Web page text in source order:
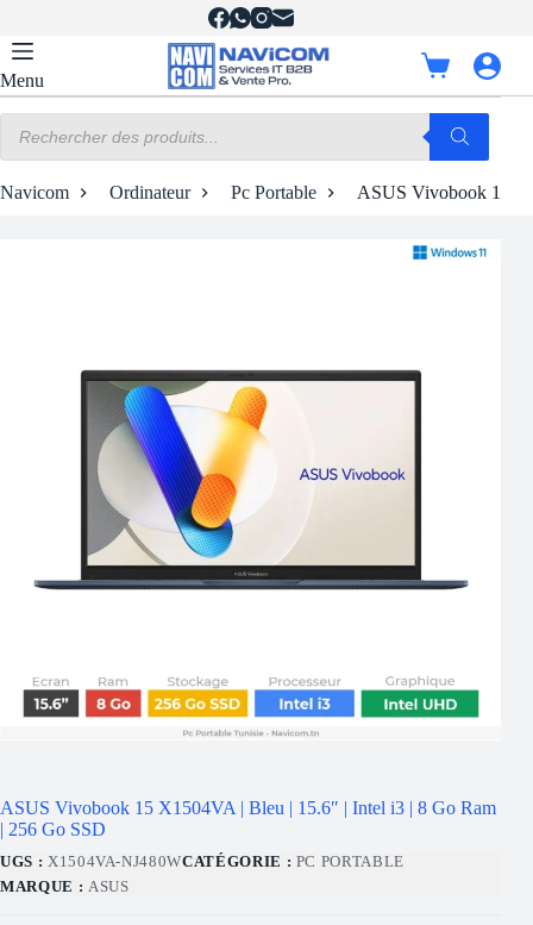
contenu
Menu
Panier
d’achat
produits
Navicom Ordinateur Pc Portable ASUS Vivobook 15
ASUS Vivobook 15 X1504VA | Bleu | 15.6″ | Intel i3 | 8 Go Ram
| 256 Go SSD
UGS : X1504VA-NJ480WCATÉGORIE : PC PORTABLE
MARQUE : ASUS